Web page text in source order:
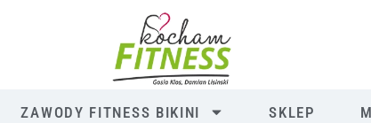
ZAWODY FITNESS BIKINI SKLEP